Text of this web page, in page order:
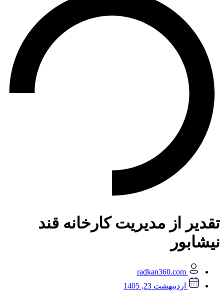
تقدیر از مدیریت کارخانه قند
نیشابور
radkan360.com
اردیبهشت 23, 1405